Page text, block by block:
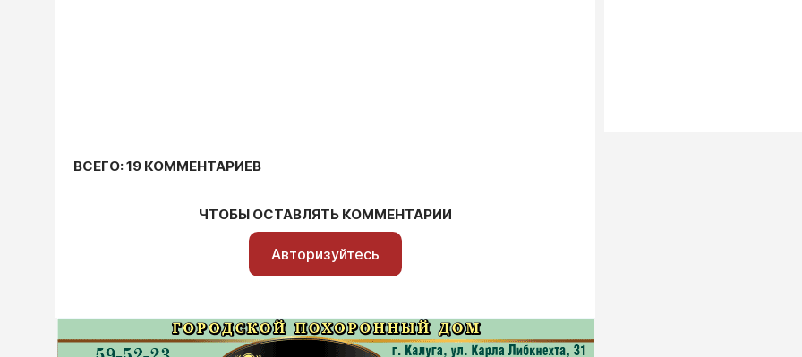
ВСЕГО: 19 КОММЕНТАРИЕВ
ЧТОБЫ ОСТАВЛЯТЬ КОММЕНТАРИИ
Авторизуйтесь